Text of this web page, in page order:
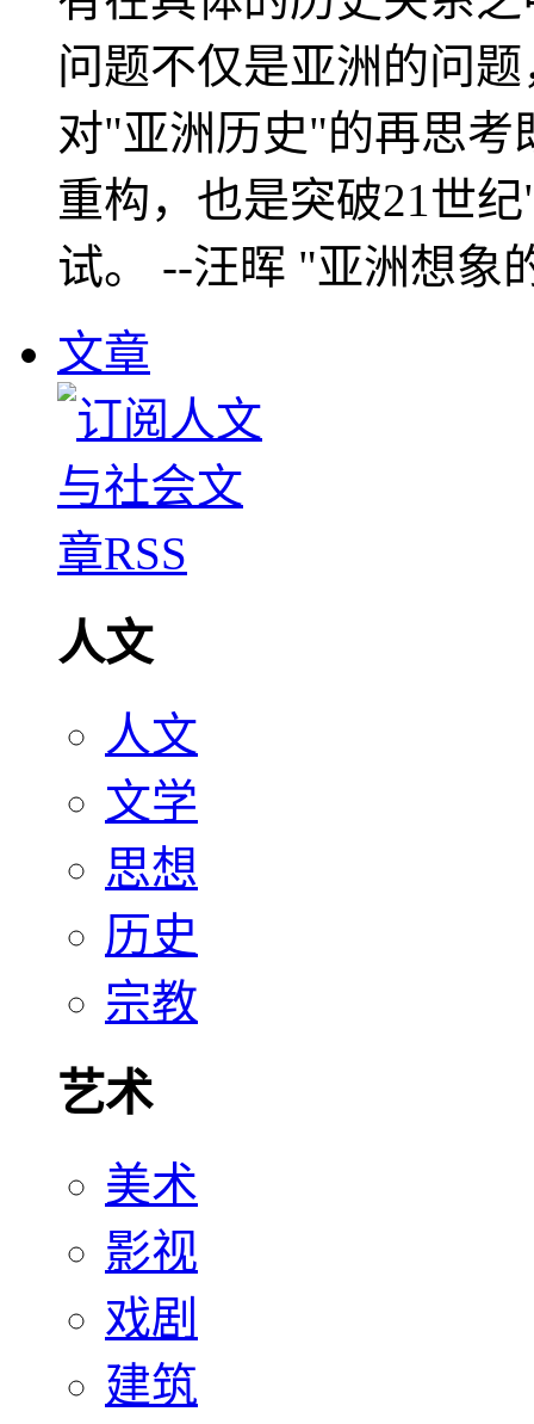
问题不仅是亚洲的问
对"亚洲历史"的再思考
重构，也是突破21世
试。 --汪晖 "亚洲想象
文章
人文
人文
文学
思想
历史
宗教
艺术
美术
影视
戏剧
建筑